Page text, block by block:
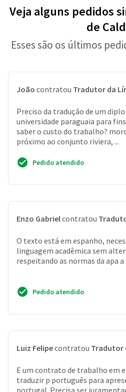
Veja alguns pedidos
de
Esses são os últimos
João contratou Tradutor da
Preciso da tradução de um
universidade paraguaia para
saber o custo do trabalho?
próximo ao conjunto riviera, ...
Pedido atendido
Enzo Gabrielcontratou
O texto está em espanho,
linguagem acadêmica sem
respeitando as normas da apa
Pedido atendido
Luiz Felipecontratou Tradutor
E um contrato de trabalho em
traduzir p português para